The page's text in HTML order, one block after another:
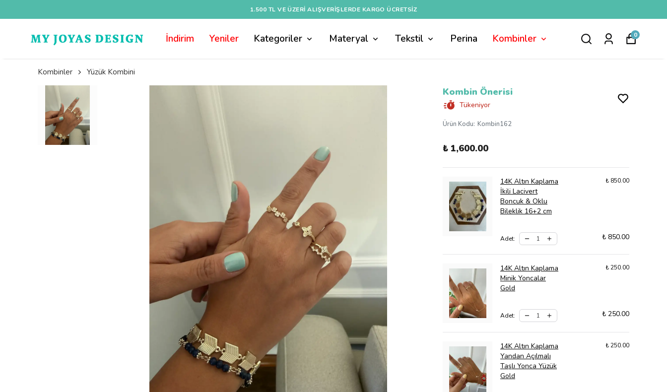
1.500 TL VE ÜZERI ALIŞVERIŞLERDE KARGO ÜCRETSİZ
İndirim Yeniler Kategoriler Materyal Tekstil Perina Kombinler 0
Kombinler Yüzük Kombini
Kombin Önerisi
Tükeniyor
Ürün Kodu: Kombin162
₺ 1,600.00
14K Altın Kaplama
İkili Lacivert
Boncuk & Oklu
Bileklik 16+2 cm
₺ 850.00
Adet: ₺ 850.00
14K Altın Kaplama
Minik Yoncalar
Gold
₺ 250.00
Adet: ₺ 250.00
14K Altın Kaplama
Yandan Açılmalı
Taşlı Yonca Yüzük
Gold
₺ 250.00